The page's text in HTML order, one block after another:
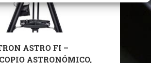
ASTRO FI –
ASTRONÓMICO,